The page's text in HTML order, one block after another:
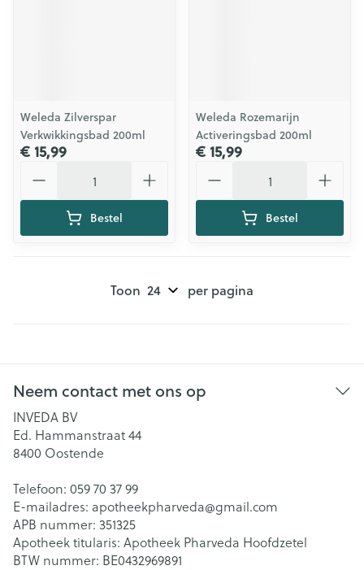
Weleda Zilverspar
Verkwikkingsbad 200ml
€ 15,99
Bestel
Weleda Rozemarijn
Activeringsbad 200ml
€ 15,99
Bestel
Toon per pagina
Neem contact met ons op
INVEDA BV
Ed. Hammanstraat 44
8400 Oostende
Telefoon: 059 70 37 99
E-mailadres: apotheekpharveda@gmail.com
APB nummer: 351325
Apotheek titularis: Apotheek Pharveda Hoofdzetel
BTW nummer: BE0432969891